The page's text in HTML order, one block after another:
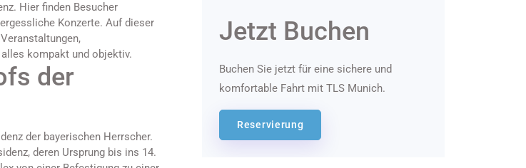
Hier finden Besucher
Konzerte. Auf dieser
kompakt und objektiv.
der
der bayerischen Herrscher.
deren Ursprung bis ins 14.
Jetzt Buchen
Buchen Sie jetzt für eine sichere und
komfortable Fahrt mit TLS Munich.
Reservierung